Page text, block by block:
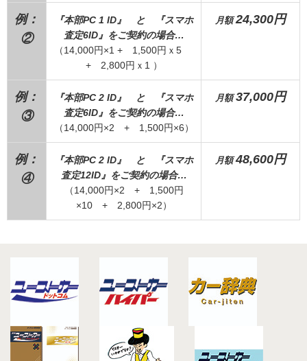
例：
②
『本部PC 1 ID』 と 『スマホ
査定6ID』をご契約の場合…
（14,000円×1 + 1,500円ｘ5
+ 2,800円ｘ1 ）
月額24,300円
例：
③
『本部PC 2 ID』 と 『スマホ
査定6ID』をご契約の場合…
（14,000円×2 + 1,500円×6）
月額37,000円
例：
④
『本部PC 2 ID』 と 『スマホ
査定12ID』をご契約の場合…
（14,000円×2 + 1,500円
×10 + 2,800円×2）
月額48,600円